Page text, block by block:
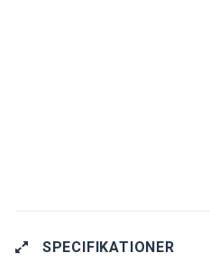
SPECIFIKATIONER